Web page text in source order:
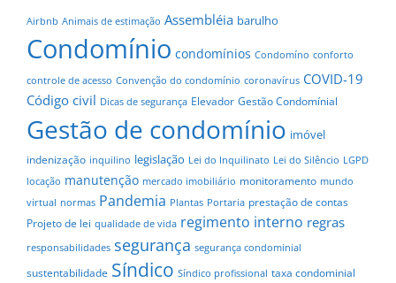
Airbnb Animais de estimação Assembléia barulho
Condomínio condomínios Condomíno conforto
controle de acesso Convenção do condomínio coronavírus COVID-19
Código civil Dicas de segurança Elevador Gestão Condomínial
Gestão de condomínio imóvel
indenização inquilino legislação Lei do Inquilinato Lei do Silêncio LGPD
locação manutenção mercado imobiliário monitoramento mundo
virtual normas Pandemia Plantas Portaria prestação de contas
Projeto de lei qualidade de vida regimento interno regras
responsabilidades segurança segurança condominial
sustentabilidade Síndico Síndico profissional taxa condominial